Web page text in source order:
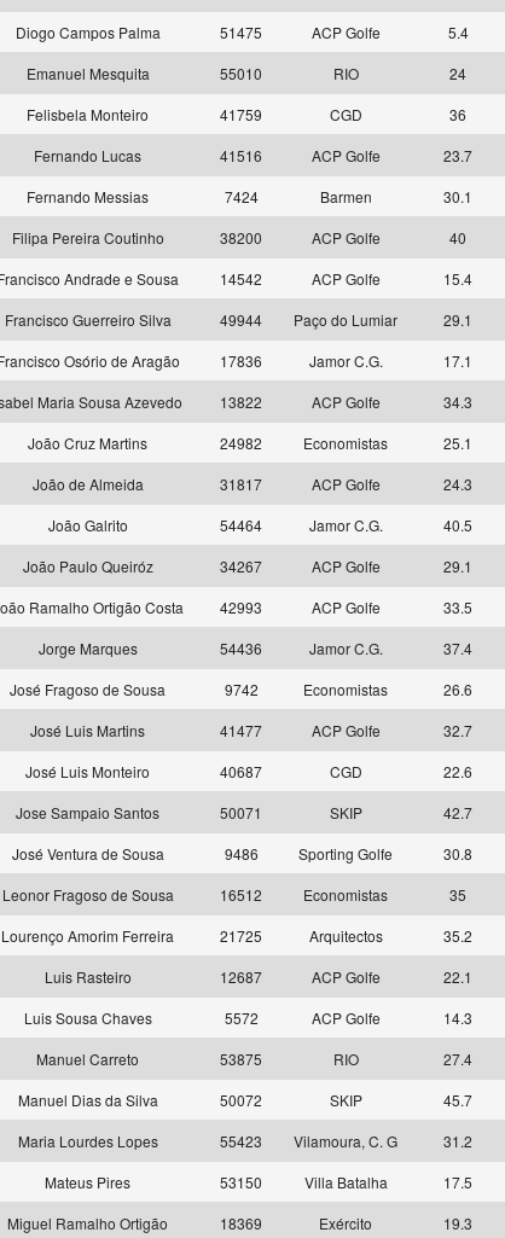
Diogo Campos Palma 51475 ACP Golfe 5.4
Emanuel Mesquita 55010 RIO 24
Felisbela Monteiro 41759 CGD 36
Fernando Lucas 41516 ACP Golfe 23.7
Fernando Messias 7424 Barmen 30.1
Filipa Pereira Coutinho 38200 ACP Golfe 40
Andrade e Sousa 14542 ACP Golfe 15.4
Francisco Guerreiro Silva 49944 Paço do Lumiar 29.1
Osório de Aragão 17836 Jamor C.G. 17.1
Maria Sousa Azevedo 13822 ACP Golfe 34.3
João Cruz Martins 24982 Economistas 25.1
João de Almeida 31817 ACP Golfe 24.3
João Galrito 54464 Jamor C.G. 40.5
João Paulo Queiróz 34267 ACP Golfe 29.1
Ramalho Ortigão Costa 42993 ACP Golfe 33.5
Jorge Marques 54436 Jamor C.G. 37.4
José Fragoso de Sousa 9742 Economistas 26.6
José Luis Martins 41477 ACP Golfe 32.7
José Luis Monteiro 40687 CGD 22.6
Jose Sampaio Santos 50071 SKIP 42.7
José Ventura de Sousa 9486 Sporting Golfe 30.8
Leonor Fragoso de Sousa 16512 Economistas 35
Lourenço Amorim Ferreira 21725 Arquitectos 35.2
Luis Rasteiro 12687 ACP Golfe 22.1
Luis Sousa Chaves 5572 ACP Golfe 14.3
Manuel Carreto 53875 RIO 27.4
Manuel Dias da Silva 50072 SKIP 45.7
Maria Lourdes Lopes 55423 Vilamoura, C. G 31.2
Mateus Pires 53150 Villa Batalha 17.5
Miguel Ramalho Ortigão 18369 Exército 19.3